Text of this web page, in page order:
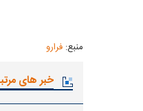
منبع: فرارو
خبر های